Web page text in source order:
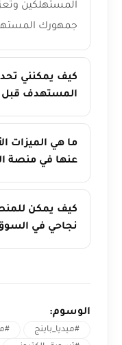
المستهلكين
جمهورك
كيف يمكنني
المستهدف قبل
ما هي الميزات
عنها في منصة
كيف يمكن
نجاحي في
الوسوم:
#ميديا_باينج